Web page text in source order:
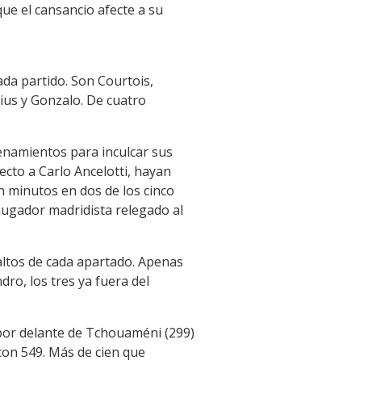
el cansancio afecte a su
partido. Son Courtois,
y Gonzalo. De cuatro
para inculcar sus
a Carlo Ancelotti, hayan
en dos de los cinco
madridista relegado al
de cada apartado. Apenas
los tres ya fuera del
delante de Tchouaméni (299)
549. Más de cien que